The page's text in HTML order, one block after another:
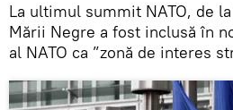
La ultimul summit NATO, de
Mării Negre a fost inclusă în
al NATO ca ”zonă de interes